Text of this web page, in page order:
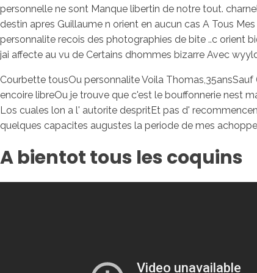
personnelle ne sont Manque libertin de notre tout.
destin apres Guillaume n orient en aucun cas A Tous
personnalite recois des photographies de bite ..c orient
jai affecte au vu de Certains dhommes bizarre Avec
Courbette tousOu personnalite Voila
encoire libreOu je trouve que c'est le bouffonnerie nest
Los cuales lon a l' autorite despritEt pas d'
quelques capacites augustes la periode de mes
A bientot tous les coquins